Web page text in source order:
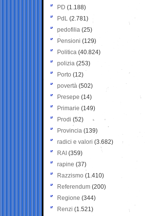
PD (1.188)
PdL (2.781)
pedofilia (25)
Pensioni (129)
Politica (40.824)
polizia (253)
Porto (12)
povertà (502)
Presepe (14)
Primarie (149)
Prodi (52)
Provincia (139)
radici e valori (3.682)
RAI (359)
rapine (37)
Razzismo (1.410)
Referendum (200)
Regione (344)
Renzi (1.521)